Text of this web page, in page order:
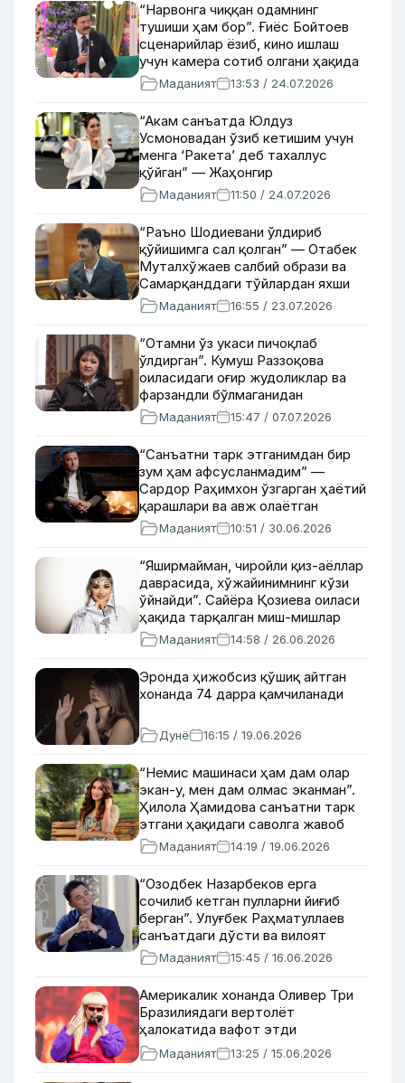
“Нарвонга чиққан одамнинг
тушиши ҳам бор”. Ғиёс Бойтоев
сценарийлар ёзиб, кино ишлаш
учун камера сотиб олгани ҳақида
сўзлаб берди
Маданият 13:53 / 24.07.2026
“Акам санъатда Юлдуз
Усмоновадан ўзиб кетишим учун
менга ‘Ракета’ деб тахаллус
қўйган” — Жаҳонгир
Отажоновнинг синглиси Эътибор
Отажонова
Маданият 11:50 / 24.07.2026
“Раъно Шодиевани ўлдириб
қўйишимга сал қолган” — Отабек
Муталхўжаев салбий образи ва
Самарқанддаги тўйлардан яхши
пул топиши ҳақида
Маданият 16:55 / 23.07.2026
“Отамни ўз укаси пичоқлаб
ўлдирган”. Кумуш Раззоқова
оиласидаги оғир жудоликлар ва
фарзандли бўлмаганидан
афсусланиши ҳақида
Маданият 15:47 / 07.07.2026
“Санъатни тарк этганимдан бир
зум ҳам афсусланмадим” —
Сардор Раҳимхон ўзгарган ҳаётий
қарашлари ва авж олаётган
фирибгарлик ҳақида
Маданият 10:51 / 30.06.2026
“Яширмайман, чиройли қиз-аёллар
даврасида, хўжайинимнинг кўзи
ўйнайди”. Сайёра Қозиева оиласи
ҳақида тарқалган миш-мишлар
ҳамда тақдирланишни кутгани
ҳақида
Маданият 14:58 / 26.06.2026
Эронда ҳижобсиз қўшиқ айтган
хонанда 74 дарра қамчиланади
Дунё 16:15 / 19.06.2026
“Немис машинаси ҳам дам олар
экан-у, мен дам олмас эканман”.
Ҳилола Ҳамидова санъатни тарк
этгани ҳақидаги саволга жавоб
бердиМаданият 14:19 / 19.06.2026
“Озодбек Назарбеков ерга
сочилиб кетган пулларни йиғиб
берган”. Улуғбек Раҳматуллаев
санъатдаги дўсти ва вилоят
тўйларига қандай кийиниб бориши
ҳақида
Маданият 15:45 / 16.06.2026
Америкалик хонанда Оливер Три
Бразилиядаги вертолёт
ҳалокатида вафот этди
Маданият 13:25 / 15.06.2026